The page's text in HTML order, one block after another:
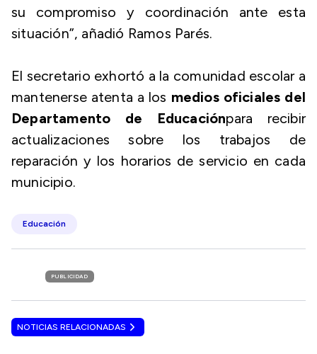
su compromiso y coordinación ante esta
situación”, añadió Ramos Parés.
El secretario exhortó a la comunidad escolar a
mantenerse atenta a los medios oficiales del
Departamento de Educaciónpara recibir
actualizaciones sobre los trabajos de
reparación y los horarios de servicio en cada
municipio.
Educación
PUBLICIDAD
NOTICIAS RELACIONADAS